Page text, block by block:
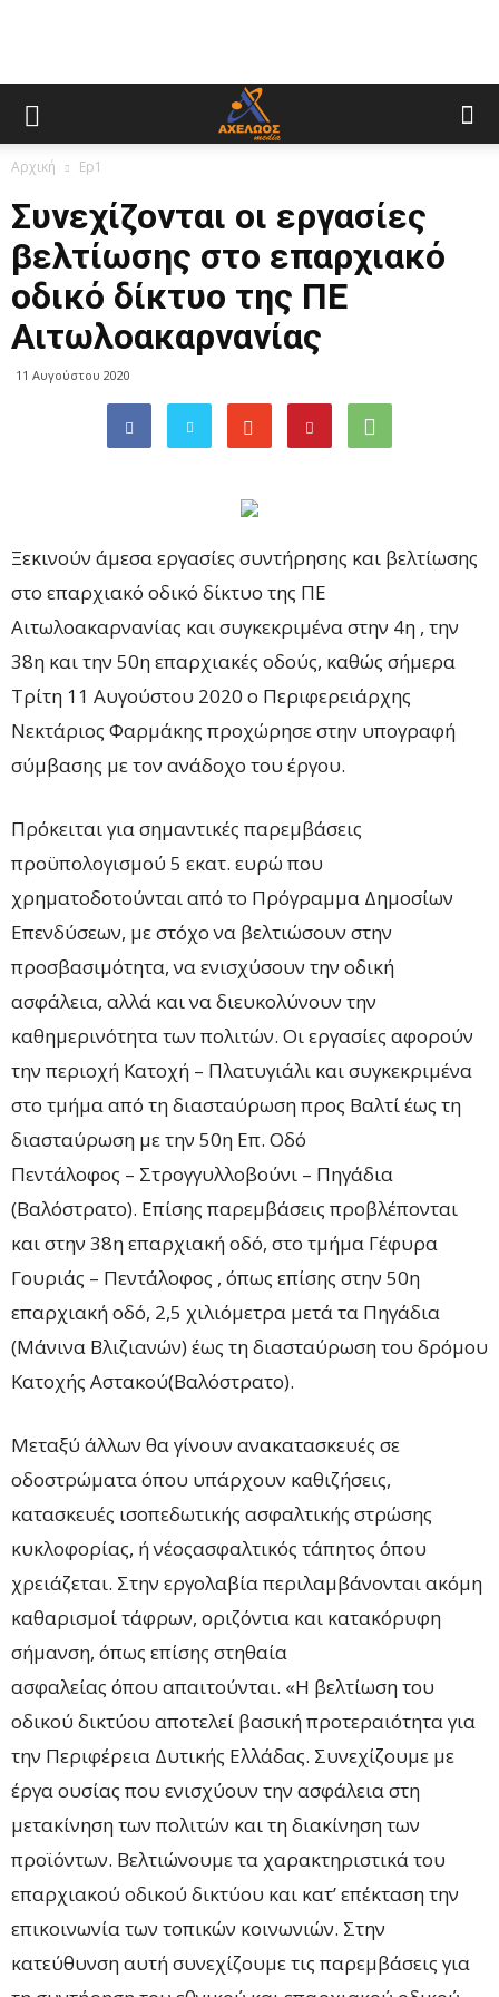
Αρχική Ep1
Συνεχίζονται οι εργασίες
βελτίωσης στο επαρχιακό
οδικό δίκτυο της ΠΕ
Αιτωλοακαρνανίας
11 Αυγούστου 2020
Ξεκινούν άμεσα εργασίες συντήρησης και βελτίωσης
στο επαρχιακό οδικό δίκτυο της ΠΕ
Αιτωλοακαρνανίας και συγκεκριμένα στην 4η , την
38η και την 50η επαρχιακές οδούς, καθώς σήμερα
Τρίτη 11 Αυγούστου 2020 ο Περιφερειάρχης
Νεκτάριος Φαρμάκης προχώρησε στην υπογραφή
σύμβασης με τον ανάδοχο του έργου.
Πρόκειται για σημαντικές παρεμβάσεις
προϋπολογισμού 5 εκατ. ευρώ που
χρηματοδοτούνται από το Πρόγραμμα Δημοσίων
Επενδύσεων, με στόχο να βελτιώσουν στην
προσβασιμότητα, να ενισχύσουν την οδική
ασφάλεια, αλλά και να διευκολύνουν την
καθημερινότητα των πολιτών. Οι εργασίες αφορούν
την περιοχή Κατοχή – Πλατυγιάλι και συγκεκριμένα
στο τμήμα από τη διασταύρωση προς Βαλτί έως τη
διασταύρωση με την 50η Επ. Οδό
Πεντάλοφος – Στρογγυλλοβούνι – Πηγάδια
(Βαλόστρατο). Επίσης παρεμβάσεις προβλέπονται
και στην 38η επαρχιακή οδό, στο τμήμα Γέφυρα
Γουριάς – Πεντάλοφος , όπως επίσης στην 50η
επαρχιακή οδό, 2,5 χιλιόμετρα μετά τα Πηγάδια
(Μάνινα Βλιζιανών) έως τη διασταύρωση του δρόμου
Κατοχής Αστακού(Βαλόστρατο).
Μεταξύ άλλων θα γίνουν ανακατασκευές σε
οδοστρώματα όπου υπάρχουν καθιζήσεις,
κατασκευές ισοπεδωτικής ασφαλτικής στρώσης
κυκλοφορίας, ή νέοςασφαλτικός τάπητος όπου
χρειάζεται. Στην εργολαβία περιλαμβάνονται ακόμη
καθαρισμοί τάφρων, οριζόντια και κατακόρυφη
σήμανση, όπως επίσης στηθαία
ασφαλείας όπου απαιτούνται. «Η βελτίωση του
οδικού δικτύου αποτελεί βασική προτεραιότητα για
την Περιφέρεια Δυτικής Ελλάδας. Συνεχίζουμε με
έργα ουσίας που ενισχύουν την ασφάλεια στη
μετακίνηση των πολιτών και τη διακίνηση των
προϊόντων. Βελτιώνουμε τα χαρακτηριστικά του
επαρχιακού οδικού δικτύου και κατ’ επέκταση την
επικοινωνία των τοπικών κοινωνιών. Στην
κατεύθυνση αυτή συνεχίζουμε τις παρεμβάσεις για